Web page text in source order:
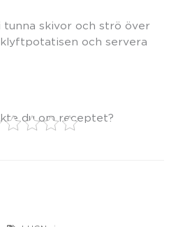
skivor och strö över
klyftpotatisen och servera
du om receptet?